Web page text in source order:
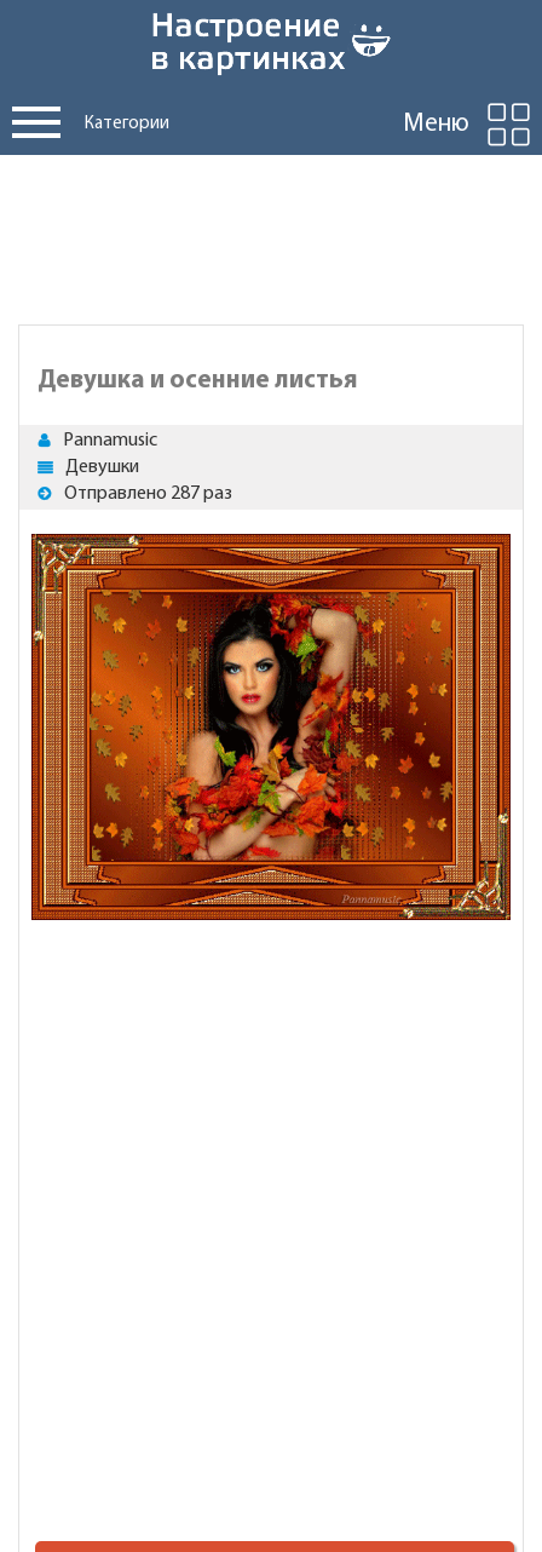
Категории Меню
Девушка и осенние листья
Pannamusic
Девушки
Отправлено 287 раз